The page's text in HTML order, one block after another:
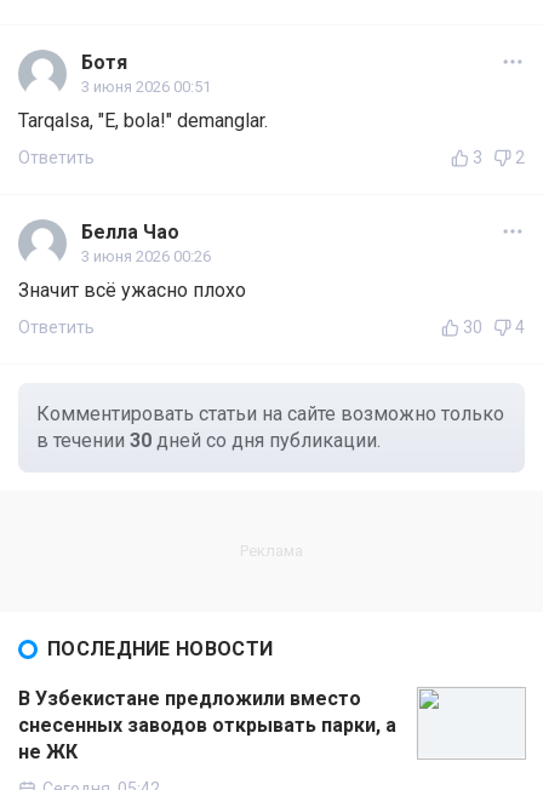
Ботя
3 июня 2026 00:51
Tarqalsa, "E, bola!" demanglar.
Ответить 3 2
Белла Чао
3 июня 2026 00:26
Значит всё ужасно плохо
Ответить 30 4
Комментировать статьи на сайте возможно только
в течении 30 дней со дня публикации.
ПОСЛЕДНИЕ НОВОСТИ
В Узбекистане предложили вместо
снесенных заводов открывать парки, а
не ЖК